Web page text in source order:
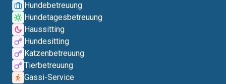
Hundebetreuung
Hundetagesbetreuung
Haussitting
Hundesitting
Katzenbetreuung
Tierbetreuung
Gassi-Service